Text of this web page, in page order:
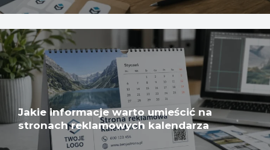
Jakie informacje warto umieścić na
stronach reklamowych kalendarza